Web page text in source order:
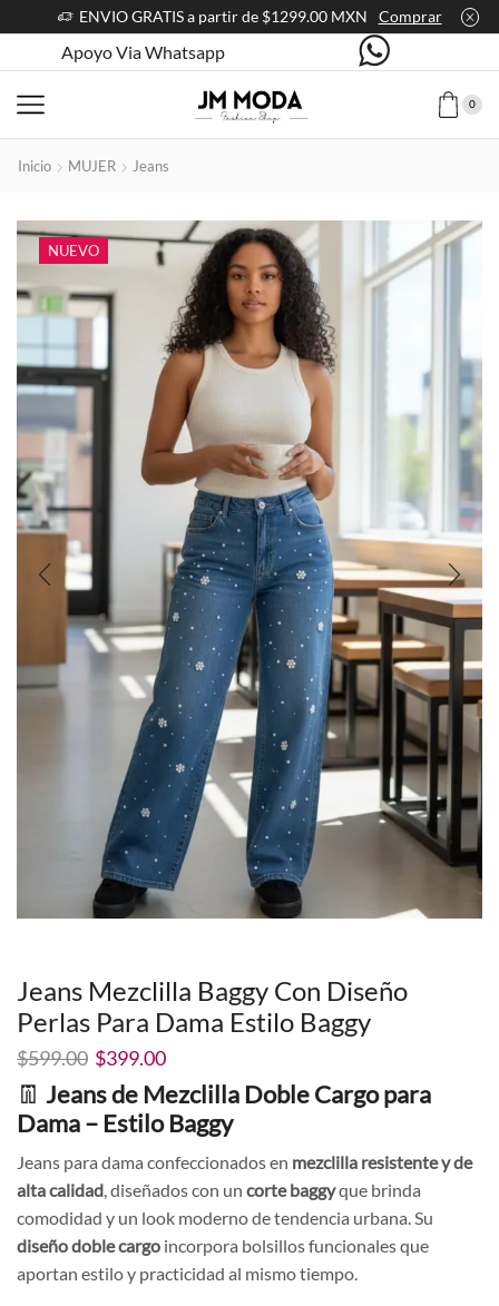
ENVIO GRATIS a partir de $1299.00 MXN Comprar
Apoyo Via Whatsapp
0
Inicio MUJER Jeans
NUEVO
Jeans Mezclilla Baggy Con Diseño
Perlas Para Dama Estilo Baggy
$599.00 El
precio
original
era:
$399.00El
precio
actual
es:
👖 Jeans de Mezclilla Doble Cargo para
Dama – Estilo Baggy
Jeans para dama confeccionados en mezclilla resistente y de
alta calidad, diseñados con un corte baggyque brinda
comodidad y un look moderno de tendencia urbana. Su
diseño doble cargo incorpora bolsillos funcionales que
aportan estilo y practicidad al mismo tiempo.